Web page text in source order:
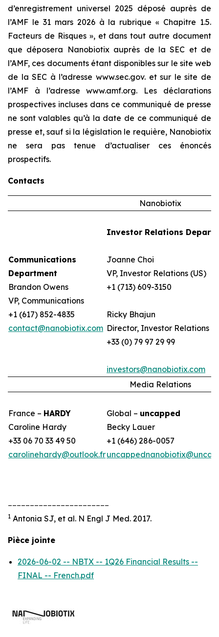
d’enregistrement universel 2025 déposé auprès de
l’AMF le 31 mars 2026 à la rubrique « Chapitre 1.5.
Facteurs de Risques », et dans tout autre document
que déposera Nanobiotix auprès de la SEC et de
l’AMF, ces documents étant disponibles sur le site web
de la SEC à l’adresse www.sec.gov. et sur le site de
l’AMF à l’adresse www.amf.org. Les déclarations
prospectives incluses dans ce communiqué de presse
ne sont valables qu’à la date de ce communiqué de
presse et, sauf si la législation le requière, Nanobiotix
ne sera pas tenue d’actualiser ces énoncés
prospectifs.
Contacts
Nanobiotix
Communications
Department
Brandon Owens
VP, Communications
+1 (617) 852-4835
contact@nanobiotix.com
Investor Relations
Joanne Choi
VP, Investor Relations (US)
+1 (713) 609-3150
Ricky Bhajun
Director, Investor Relations
+33 (0) 79 97 29 99
investors@nanobiotix.com
Media Relations
France – HARDY
Caroline Hardy
+33 06 70 33 49 50
carolinehardy@outlook.fr
Global – uncapped
Becky Lauer
+1 (646) 286-0057
1 Antonia SJ, et al. N Engl J Med. 2017.
Pièce jointe
2026-06-02 -- NBTX -- 1Q26 Financial Results --
FINAL -- French.pdf